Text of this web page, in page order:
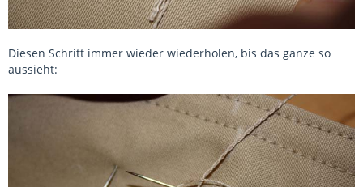
Diesen Schritt immer wieder wiederholen, bis das ganze so
aussieht: